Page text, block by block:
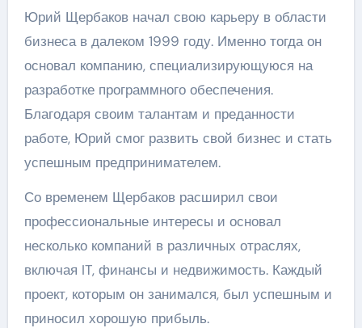
Юрий Щербаков начал свою карьеру в области
бизнеса в далеком 1999 году. Именно тогда он
основал компанию, специализирующуюся на
разработке программного обеспечения.
Благодаря своим талантам и преданности
работе, Юрий смог развить свой бизнес и стать
успешным предпринимателем.
Со временем Щербаков расширил свои
профессиональные интересы и основал
несколько компаний в различных отраслях,
включая IT, финансы и недвижимость. Каждый
проект, которым он занимался, был успешным и
приносил хорошую прибыль.